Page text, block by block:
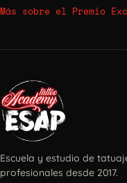
Más sobre el Premio
Escuela y estudio de
profesionales desde 2017.